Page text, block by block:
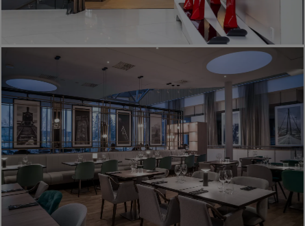
Opplev Radisson Meetings
Bestill et møterom
Be om et tilbud
Arrangementsreisemål
Bransjeløsninger
Søk etter flyvninger
Søk etter flyvninger
Matservering